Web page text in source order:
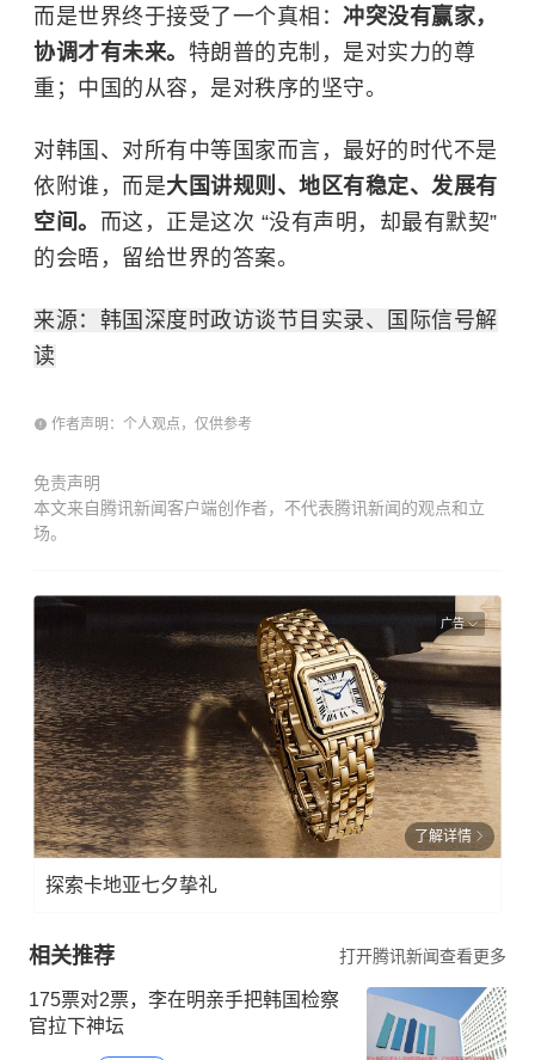
而是世界终于接受了一个真相： 冲突没有赢家，
协调才有未来。 特朗普的克制，是对实力的尊
重；中国的从容，是对秩序的坚守。
对韩国、对所有中等国家而言，最好的时代不是
依附谁，而是大国讲规则、地区有稳定、发展有
空间。 而这，正是这次 “没有声明，却最有默契”
的会晤，留给世界的答案。
来源：韩国深度时政访谈节目实录、国际信号解
读
作者声明：个人观点，仅供参考
免责声明
本文来自腾讯新闻客户端创作者，不代表腾讯新闻的观点和立
场。
广告
了解详情
探索卡地亚七夕挚礼
相关推荐 打开腾讯新闻查看更多
175票对2票，李在明亲手把韩国检察
官拉下神坛